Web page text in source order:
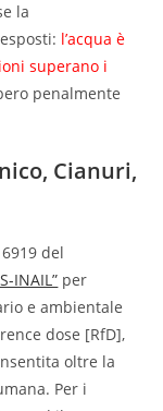
la
l’acqua è
superano i
penalmente
Cianuri,
del
INAIL” per
e ambientale
dose [RfD],
oltre la
Per i